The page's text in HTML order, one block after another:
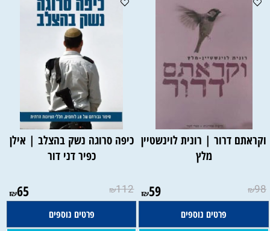
וקראתם דרור | רונית לוינשטיין
מלץ
₪98
₪59
פרטים נוספים
כיפה סרוגה נשק בהצלב | אילן
כפיר דני דור
₪112
₪65
פרטים נוספים